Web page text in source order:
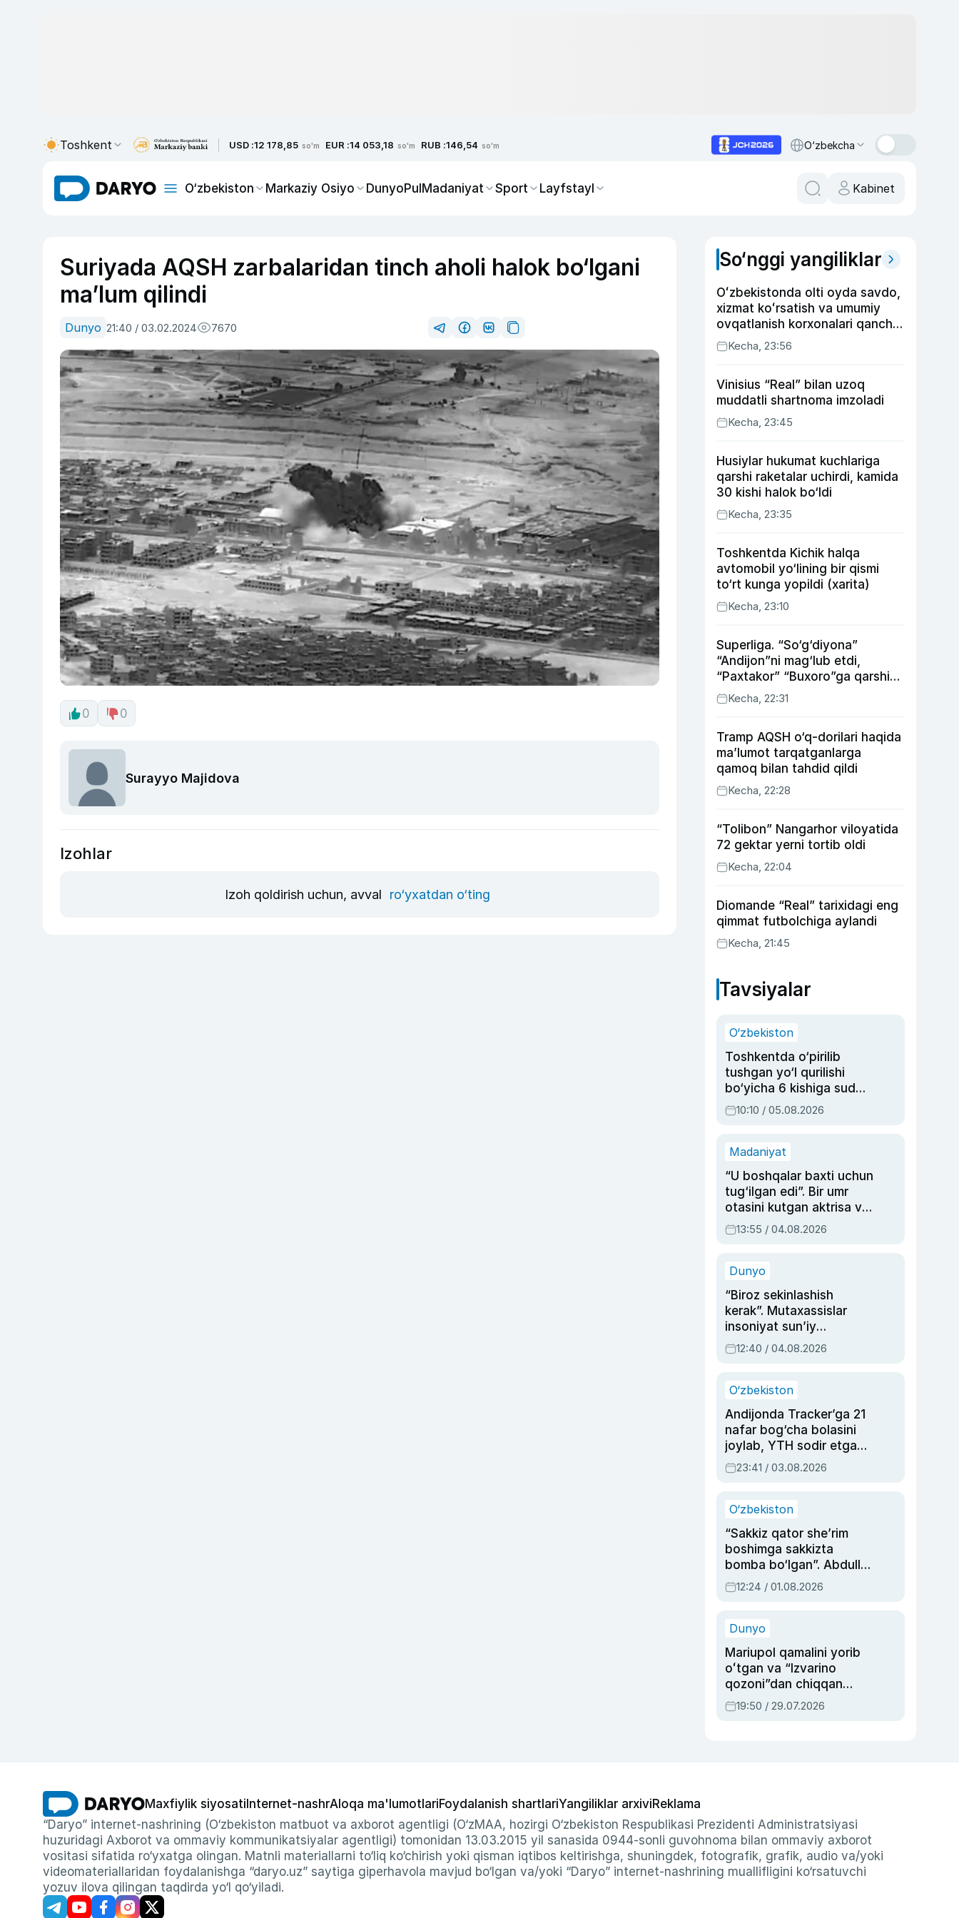
Toshkent USD :12 178,85 so'm EUR :14 053,18 so'm RUB :146,54 so'm O‘zbekcha
O‘zbekiston Markaziy Osiyo DunyoPulMadaniyat Sport Layfstayl Kabinet
Suriyada AQSH zarbalaridan tinch aholi halok bo‘lgani
ma’lum qilindi
Dunyo 21:40 / 03.02.2024 7670
0 0
Surayyo Majidova
Izohlar
Izoh qoldirish uchun, avval ro‘yxatdan o‘ting
So‘nggi yangiliklar
Oʻzbekistonda olti oyda savdo,
xizmat koʻrsatish va umumiy
ovqatlanish korxonalari qancha
soliq toʻlagani ochiqlandi
Kecha, 23:56
Vinisius “Real” bilan uzoq
muddatli shartnoma imzoladi
Kecha, 23:45
Husiylar hukumat kuchlariga
qarshi raketalar uchirdi, kamida
30 kishi halok bo‘ldi
Kecha, 23:35
Toshkentda Kichik halqa
avtomobil yo‘lining bir qismi
to‘rt kunga yopildi (xarita)
Kecha, 23:10
Superliga. “So‘g‘diyona”
“Andijon”ni mag‘lub etdi,
“Paxtakor” “Buxoro”ga qarshi
bahsda g‘alabani qo‘ldan
chiqardi
Kecha, 22:31
Tramp AQSH o‘q-dorilari haqida
ma’lumot tarqatganlarga
qamoq bilan tahdid qildi
Kecha, 22:28
“Tolibon” Nangarhor viloyatida
72 gektar yerni tortib oldi
Kecha, 22:04
Diomande “Real” tarixidagi eng
qimmat futbolchiga aylandi
Kecha, 21:45
Tavsiyalar
O‘zbekiston
Toshkentda o‘pirilib
tushgan yo‘l qurilishi
bo‘yicha 6 kishiga sud
hukmi o‘qildi
10:10 / 05.08.2026
Madaniyat
“U boshqalar baxti uchun
tug‘ilgan edi”. Bir umr
otasini kutgan aktrisa va
dublyaj ustasi Rimma
Ahmedovaning
13:55 / 04.08.2026
Dunyo
“Biroz sekinlashish
kerak”. Mutaxassislar
insoniyat sun’iy
intellektni boshqara
olmay qolishidan xavotir
12:40 / 04.08.2026
O‘zbekiston
Andijonda Tracker’ga 21
nafar bog‘cha bolasini
joylab, YTH sodir etgan
ayolga sud hukmi o‘qildi
23:41 / 03.08.2026
O‘zbekiston
“Sakkiz qator she’rim
boshimga sakkizta
bomba bo‘lgan”. Abdulla
Oripovni siyosiy
ayblovlardan asrab
12:24 / 01.08.2026
Dunyo
Mariupol qamalini yorib
oʻtgan va “Izvarino
qozoni”dan chiqqan
qahramon — Ukraina
armiyasi bosh
19:50 / 29.07.2026
Maxfiylik siyosati Internet-nashrAloqa ma'lumotlariFoydalanish shartlariYangiliklar arxiviReklama
“Daryo” internet-nashrining (O‘zbekiston matbuot va axborot agentligi (O‘zMAA, hozirgi O‘zbekiston Respublikasi Prezidenti Administratsiyasi
huzuridagi Axborot va ommaviy kommunikatsiyalar agentligi) tomonidan 13.03.2015 yil sanasida 0944-sonli guvohnoma bilan ommaviy axborot
vositasi sifatida ro‘yxatga olingan. Matnli materiallarni to‘liq ko‘chirish yoki qisman iqtibos keltirishga, shuningdek, fotografik, grafik, audio va/yoki
videomateriallaridan foydalanishga “daryo.uz” saytiga giperhavola mavjud bo‘lgan va/yoki “Daryo” internet-nashrining muallifligini ko‘rsatuvchi
yozuv ilova qilingan taqdirda yo‘l qo‘yiladi.